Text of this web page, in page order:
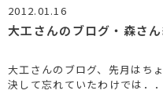
2012.01.16
大工さんのブログ・森さ
大工さんのブログ、先月はち
決して忘れていたわけでは．．